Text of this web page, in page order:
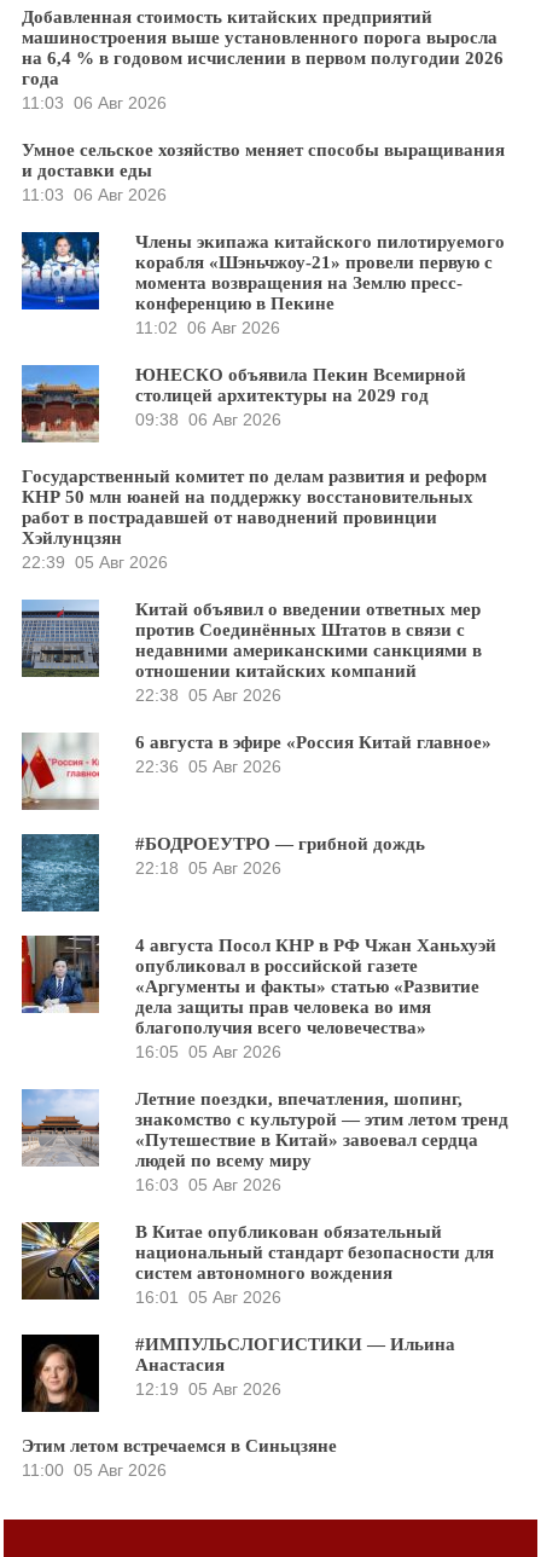
Добавленная стоимость китайских предприятий
машиностроения выше установленного порога выросла
на 6,4 % в годовом исчислении в первом полугодии 2026
года
11:03 06 Авг 2026
Умное сельское хозяйство меняет способы выращивания
и доставки еды
11:03 06 Авг 2026
Члены экипажа китайского пилотируемого
корабля «Шэньчжоу-21» провели первую с
момента возвращения на Землю пресс-
конференцию в Пекине
11:02 06 Авг 2026
ЮНЕСКО объявила Пекин Всемирной
столицей архитектуры на 2029 год
09:38 06 Авг 2026
Государственный комитет по делам развития и реформ
КНР 50 млн юаней на поддержку восстановительных
работ в пострадавшей от наводнений провинции
Хэйлунцзян
22:39 05 Авг 2026
Китай объявил о введении ответных мер
против Соединённых Штатов в связи с
недавними американскими санкциями в
отношении китайских компаний
22:38 05 Авг 2026
6 августа в эфире «Россия Китай главное»
22:36 05 Авг 2026
#БОДРОЕУТРО — грибной дождь
22:18 05 Авг 2026
4 августа Посол КНР в РФ Чжан Ханьхуэй
опубликовал в российской газете
«Аргументы и факты» статью «Развитие
дела защиты прав человека во имя
благополучия всего человечества»
16:05 05 Авг 2026
Летние поездки, впечатления, шопинг,
знакомство с культурой — этим летом тренд
«Путешествие в Китай» завоевал сердца
людей по всему миру
16:03 05 Авг 2026
В Китае опубликован обязательный
национальный стандарт безопасности для
систем автономного вождения
16:01
05 Авг 2026
#ИМПУЛЬСЛОГИСТИКИ — Ильина
Анастасия
12:19 05 Авг 2026
Этим летом встречаемся в Синьцзяне
11:00 05 Авг 2026